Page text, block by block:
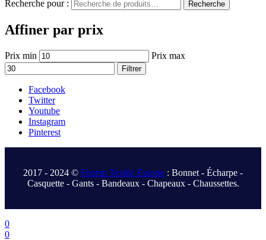
Recherche pour : Recherche
Affiner par prix
Prix min Prix max
Filtrer
Facebook
Twitter
Youtube
Instagram
Pinterest
.
2017 - 2024 © Fonem Textile Europe : Bonnet - Écharpe -
Casquette - Gants - Bandeaux - Chapeaux - Chaussettes.
.
0
0